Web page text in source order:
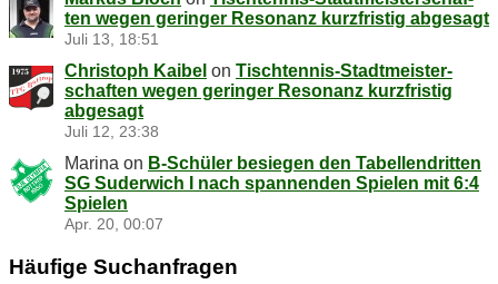
ten we­gen ge­rin­ger Re­so­nanz kurz­fris­tig abgesagt
Juli 13, 18:51
Christoph Kaibel on Tisch­ten­nis-Stadt­meis­ter­
schaf­ten we­gen ge­rin­ger Re­so­nanz kurz­fris­tig
abgesagt
Juli 12, 23:38
Marina on B‑Schüler be­sie­gen den Ta­bel­len­drit­ten
SG Su­der­wich I nach span­nen­den Spie­len mit 6:4
Spielen
Apr. 20, 00:07
Häu­fi­ge Suchanfragen